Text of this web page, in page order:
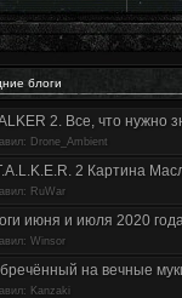
блоги
2. Все, что нужно
Drone_Ambient
2 Картина
RuWar
июня и июля 2020
Winsor
на вечные
Kanzaki